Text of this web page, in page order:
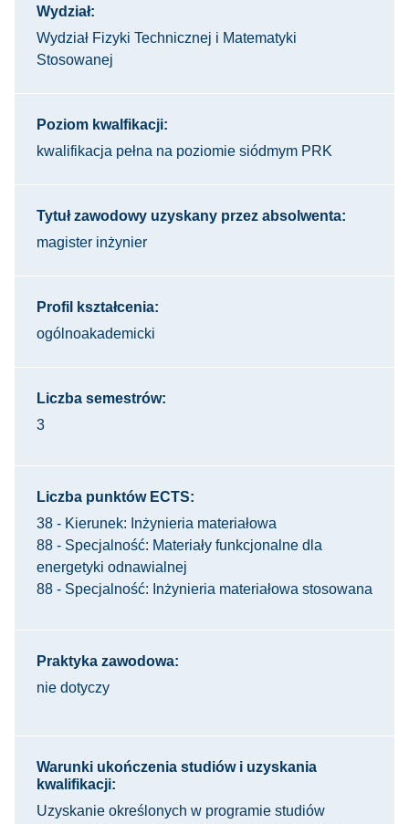
Wydział:
Wydział Fizyki Technicznej i Matematyki
Stosowanej
Poziom kwalfikacji:
kwalifikacja pełna na poziomie siódmym PRK
Tytuł zawodowy uzyskany przez absolwenta:
magister inżynier
Profil kształcenia:
ogólnoakademicki
Liczba semestrów:
3
Liczba punktów ECTS:
38 - Kierunek: Inżynieria materiałowa
88 - Specjalność: Materiały funkcjonalne dla
energetyki odnawialnej
88 - Specjalność: Inżynieria materiałowa stosowana
Praktyka zawodowa:
nie dotyczy
Warunki ukończenia studiów i uzyskania
kwalifikacji:
Uzyskanie określonych w programie studiów